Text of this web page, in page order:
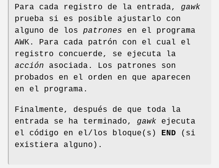
Para cada registro de la entrada, gawk
prueba si es posible ajustarlo con
alguno de los patrones en el programa
AWK. Para cada patrón con el cual el
registro concuerde, se ejecuta la
acción asociada. Los patrones son
probados en el orden en que aparecen
en el programa.
Finalmente, después de que toda la
entrada se ha terminado, gawk ejecuta
el código en el/los bloque(s) END (si
existiera alguno).